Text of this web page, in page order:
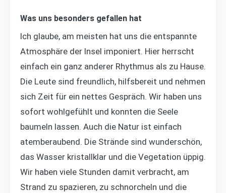
Was uns besonders gefallen hat
Ich glaube, am meisten hat uns die entspannte
Atmosphäre der Insel imponiert. Hier herrscht
einfach ein ganz anderer Rhythmus als zu Hause.
Die Leute sind freundlich, hilfsbereit und nehmen
sich Zeit für ein nettes Gespräch. Wir haben uns
sofort wohlgefühlt und konnten die Seele
baumeln lassen. Auch die Natur ist einfach
atemberaubend. Die Strände sind wunderschön,
das Wasser kristallklar und die Vegetation üppig.
Wir haben viele Stunden damit verbracht, am
Strand zu spazieren, zu schnorcheln und die